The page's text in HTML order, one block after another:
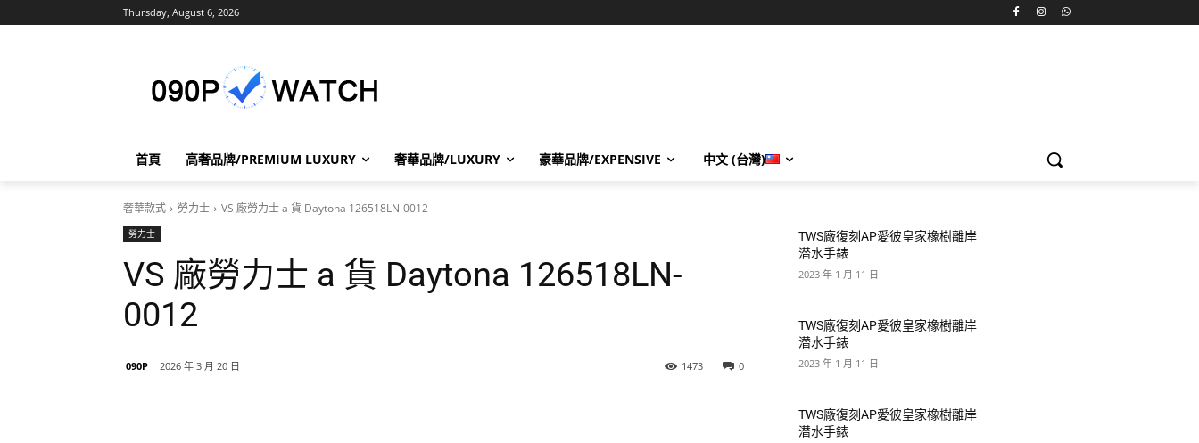
Thursday, August 6, 2026
首頁 高奢品牌/PREMIUM LUXURY 奢華品牌/LUXURY 豪華品牌/EXPENSIVE 中文 (台灣)
奢華款式 勞力士 VS 廠勞力士 a 貨 Daytona 126518LN-0012
勞力士
VS 廠勞力士 a 貨 Daytona 126518LN-
0012
090P 2026 年 3 月 20 日 0
1473
TWS廠復刻AP愛彼皇家橡樹離岸
潜水手錶
2023 年 1 月 11 日
TWS廠復刻AP愛彼皇家橡樹離岸
潜水手錶
2023 年 1 月 11 日
TWS廠復刻AP愛彼皇家橡樹離岸
潜水手錶